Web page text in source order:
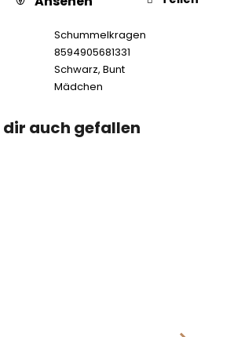
Schummelkragen
8594905681331
Schwarz, Bunt
Mädchen
dir auch gefallen